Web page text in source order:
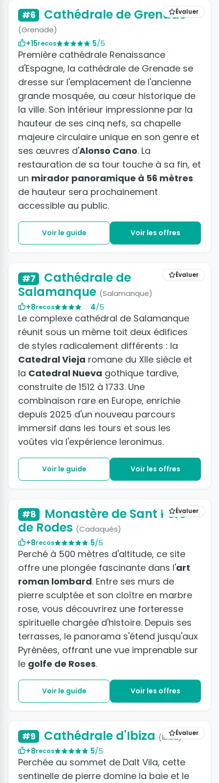
Évaluer
#6 Cathédrale de Grenade
(Grenade)
+15recos 5/5
Première cathédrale Renaissance
d'Espagne, la cathédrale de Grenade se
dresse sur l'emplacement de l'ancienne
grande mosquée, au cœur historique de
la ville. Son intérieur impressionne par la
hauteur de ses cinq nefs, sa chapelle
majeure circulaire unique en son genre et
ses œuvres d'Alonso Cano. La
restauration de sa tour touche à sa fin, et
un mirador panoramique à 56 mètres
de hauteur sera prochainement
accessible au public.
Voir le guide Voir les offres
Évaluer
#7
Cathédrale de
Salamanque (Salamanque)
+8recos 4/5
Le complexe cathédral de Salamanque
réunit sous un même toit deux édifices
de styles radicalement différents : la
Catedral Vieja romane du XIIe siècle et
la Catedral Nueva gothique tardive,
construite de 1512 à 1733. Une
combinaison rare en Europe, enrichie
depuis 2025 d'un nouveau parcours
immersif dans les tours et sous les
voûtes via l'expérience Ieronimus.
Voir le guide Voir les offres
Évaluer
#8
Monastère de Sant Pere
de Rodes (Cadaqués)
+8recos 5/5
Perché à 500 mètres d'altitude, ce site
offre une plongée fascinante dans l'art
roman lombard. Entre ses murs de
pierre sculptée et son cloître en marbre
rose, vous découvrirez une forteresse
spirituelle chargée d'histoire. Depuis ses
terrasses, le panorama s'étend jusqu'aux
Pyrénées, offrant une vue imprenable sur
le golfe de Roses.
Voir le guide Voir les offres
Évaluer
#9 Cathédrale d'Ibiza (Ibiza)
+8recos 5/5
Perchée au sommet de Dalt Vila, cette
sentinelle de pierre domine la baie et le